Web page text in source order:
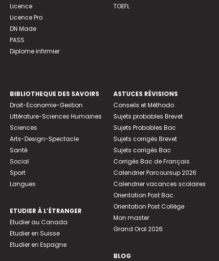
Licence
Licence Pro
DN Made
PASS
Diplome infirmier
TOEFL
BIBLIOTHEQUE DES SAVOIRS
Droit-Economie-Gestion
Littérature-Sciences Humaines
Sciences
Arts-Design-Spectacle
Santé
Social
Sport
Langues
ETUDIER À L’ÉTRANGER
Etudier au Canada
Etudier en Suisse
Etudier en Espagne
ASTUCES RÉVISIONS
Conseils et Méthodo
Sujets probables Brevet
Sujets Probables Bac
Sujets corrigés Brevet
Sujets corrigés Bac
Corrigés Bac de Français
Calendrier Parcoursup 2026
Calendrier vacances scolaires
Orientation Post Bac
Orientation Post Collège
Mon master
Grand Oral 2026
BLOG